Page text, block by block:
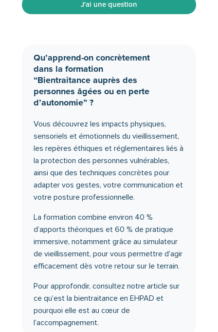
J'ai une question
Qu’apprend-on concrètement
dans la formation
“Bientraitance auprès des
personnes âgées ou en perte
d’autonomie” ?
Vous découvrez les impacts physiques,
sensoriels et émotionnels du vieillissement,
les repères éthiques et réglementaires liés à
la protection des personnes vulnérables,
ainsi que des techniques concrètes pour
adapter vos gestes, votre communication et
votre posture professionnelle.
La formation combine environ 40 %
d’apports théoriques et 60 % de pratique
immersive, notamment grâce au simulateur
de vieillissement, pour vous permettre d’agir
efficacement dès votre retour sur le terrain.
Pour approfondir, consultez notre article sur
ce qu’est la bientraitance en EHPAD et
pourquoi elle est au cœur de
l’accompagnement.